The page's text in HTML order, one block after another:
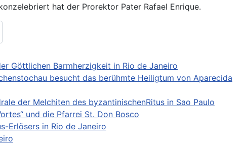
hat der Prorektor Pater Rafael Enrique.
Göttlichen Barmherzigkeit in Rio de Janeiro
besucht das berühmte Heiligtum von Aparecida
der Melchiten des byzantinischenRitus in Sao Paulo
und die Pfarrei St. Don Bosco
Erlösers in Rio de Janeiro